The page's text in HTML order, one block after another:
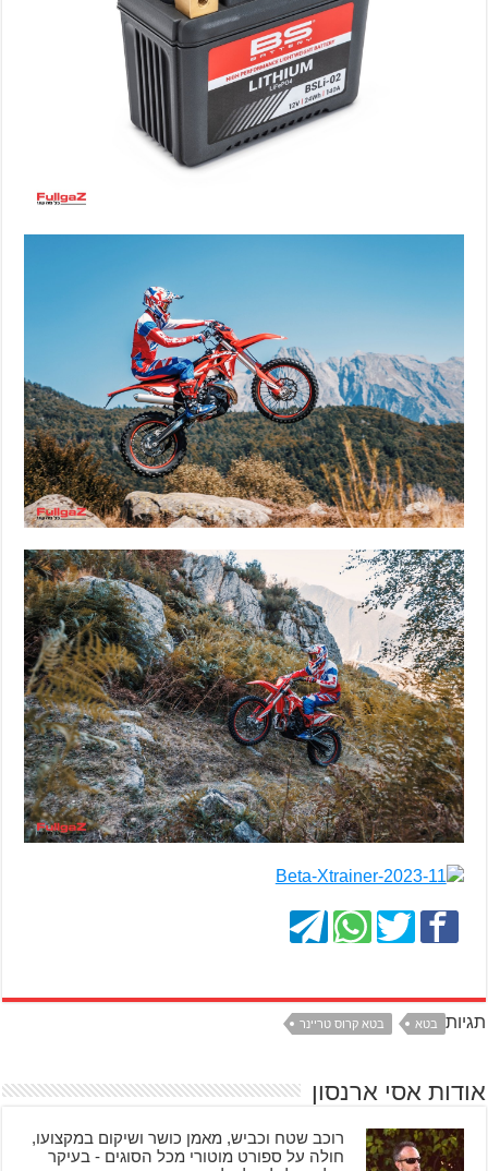
תגיות בטא בטא קרוס טריינר
אודות אסי ארנסון
רוכב שטח וכביש, מאמן כושר ושיקום במקצועו,
חולה על ספורט מוטורי מכל הסוגים - בעיקר